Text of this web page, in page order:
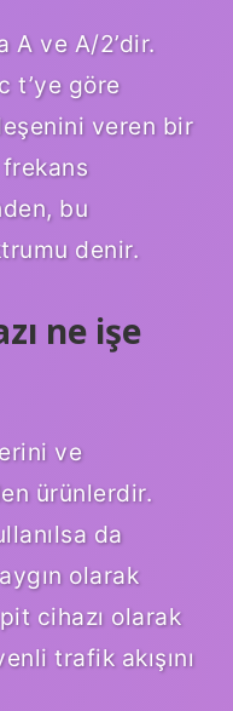
A ve A/2’dir.
t’ye göre
veren bir
bu
denir.
ne işe
ve
ürünlerdir.
da
olarak
cihazı olarak
trafik akışını